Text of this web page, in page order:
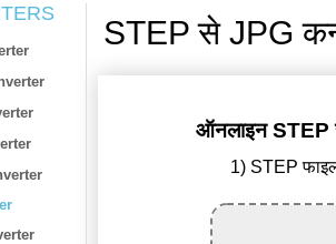
STEP से JPG
ऑनलाइन STEP
1) STEP